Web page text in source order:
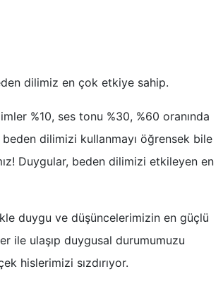
dilimiz en çok etkiye sahip.
%10, ses tonu %30, %60 oranında
dilimizi kullanmayı öğrensek bile
Duygular, beden dilimizi etkileyen en
duygu ve düşüncelerimizin en güçlü
ile ulaşıp duygusal durumumuzu
hislerimizi sızdırıyor.